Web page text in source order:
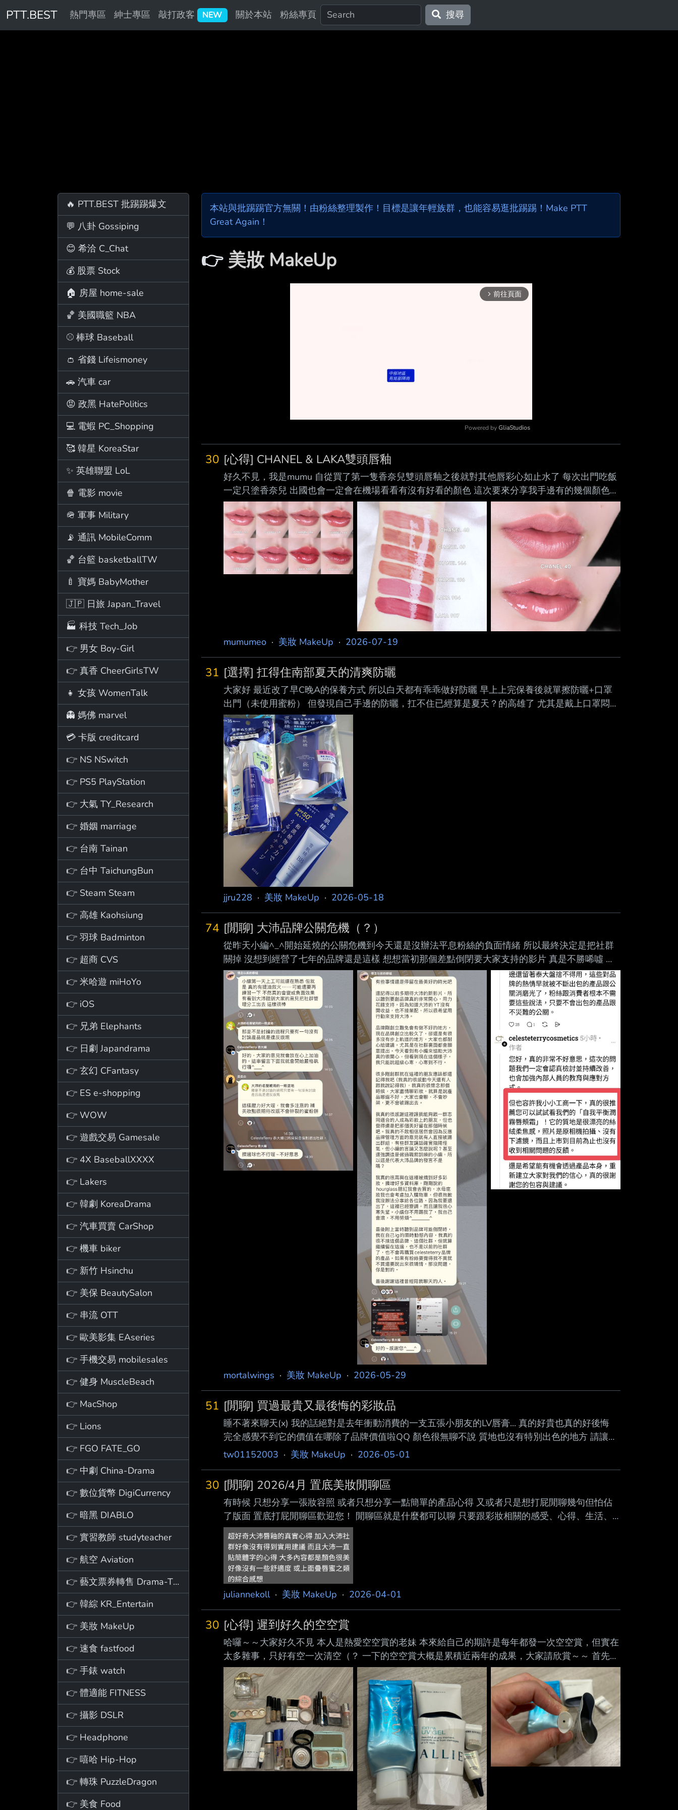
PTT.BEST 熱門專區 紳士專區 敲打政客 NEW 關於本站 粉絲專頁 搜尋
🔥 PTT.BEST 批踢踢爆文
💬 八卦 Gossiping
😊 希洽 C_Chat
💰 股票 Stock
🏠 房屋 home-sale
🏀 美國職籃 NBA
⚾ 棒球 Baseball
👛 省錢 Lifeismoney
🚗 汽車 car
😡 政黑 HatePolitics
💻 電蝦 PC_Shopping
🥰 韓星 KoreaStar
✨ 英雄聯盟 LoL
🍿 電影 movie
🪖 軍事 Military
📡 通訊 MobileComm
🏀 台籃 basketballTW
🍼 寶媽 BabyMother
🇯🇵 日旅 Japan_Travel
🏭 科技 Tech_Job
👉 男女 Boy-Girl
👉 真香 CheerGirlsTW
👧 女孩 WomenTalk
👻 媽佛 marvel
💳 卡版 creditcard
👉 NS NSwitch
👉 PS5 PlayStation
👉 大氣 TY_Research
👉 婚姻 marriage
👉 台南 Tainan
👉 台中 TaichungBun
👉 Steam Steam
👉 高雄 Kaohsiung
👉 羽球 Badminton
👉 超商 CVS
👉 米哈遊 miHoYo
👉 iOS
👉 兄弟 Elephants
👉 日劇 Japandrama
👉 玄幻 CFantasy
👉 ES e-shopping
👉 WOW
👉 遊戲交易 Gamesale
👉 4X BaseballXXXX
👉 Lakers
👉 韓劇 KoreaDrama
👉 汽車買賣 CarShop
👉 機車 biker
👉 新竹 Hsinchu
👉 美保 BeautySalon
👉 串流 OTT
👉 歐美影集 EAseries
👉 手機交易 mobilesales
👉 健身 MuscleBeach
👉 MacShop
👉 Lions
👉 FGO FATE_GO
👉 中劇 China-Drama
👉 數位貨幣 DigiCurrency
👉 暗黑 DIABLO
👉 實習教師 studyteacher
👉 航空 Aviation
👉 藝文票券轉售 Drama-Ticket
👉 韓綜 KR_Entertain
👉 美妝 MakeUp
👉 速食 fastfood
👉 手錶 watch
👉 體適能 FITNESS
👉 攝影 DSLR
👉 Headphone
👉 嘻哈 Hip-Hop
👉 轉珠 PuzzleDragon
👉 美食 Food
本站與批踢踢官方無關！由粉絲整理製作！目標是讓年輕族群，也能容易逛批踢踢！Make PTT
Great Again！
👉美妝 MakeUp
arrow_forward_ios 前往頁面
Powered by GliaStudios
30 [心得] CHANEL & LAKA雙頭唇釉
好久不見，我是mumu 自從買了第一隻香奈兒雙頭唇釉之後就對其他唇彩心如止水了 每次出門吃飯
一定只塗香奈兒 出國也會一定會在機場看看有沒有好看的顏色 這次要來分享我手邊有的幾個顏色
還有傳說中是香奈兒平替版的LAKA雙頭唇釉 https://i.mopix.cc/eDjkx2.jpg
https://i.mopix.cc/vUdEwd.jpg （手部試色沒有186，因為送朋友了） 香奈兒 40
https://i.mopix.cc/mtYB2K.jpg 這是我第一隻擁有的雙頭唇釉！ 超級百搭的顏色，是比較
mumumeo · 美妝 MakeUp · 2026-07-19
31 [選擇] 扛得住南部夏天的清爽防曬
大家好 最近改了早C晚A的保養方式 所以白天都有乖乖做好防曬 早上上完保養後就單擦防曬+口罩
出門（未使用蜜粉） 但發現自己手邊的防曬，扛不住已經算是夏天？的高雄了 尤其是戴上口罩悶
著，很快就爆油融化又燻眼QQ 本人膚況夏天混合偏油，T字容易出油 習慣使用無潤色的防曬 目前
使用的防曬產品是 1. 肌膚之鑰 逆齡光采防曬霜（日本版 台灣無販售） 這個我出油出到爆炸！！而
且瘋狂燻眼 可能是本身還不夠熟齡肌，對我來說太保濕了、高雄又熱到扛不住 被推坑買了之後發現
根本不適合自己 2. RMK UV防護乳高效保濕型
jjru228 · 美妝 MakeUp · 2026-05-18
74 [閒聊] 大沛品牌公關危機（？）
從昨天小編^_^開始延燒的公關危機到今天還是沒辦法平息粉絲的負面情緒 所以最終決定是把社群
關掉 沒想到經營了七年的品牌還是這樣 想想當初那個差點倒閉要大家支持的影片 真是不勝唏噓 補
個美妝點 新上市的腮紅液影片一直說什麼抽出膚色我真的是有看沒有懂 不就是一個在底妝前先上腮
紅的操作而已嗎？講得很像什麼創世紀發明 ----- Sent from JPTT on my iPhone --
mortalwings · 美妝 MakeUp · 2026-05-29
51 [閒聊] 買過最貴又最後悔的彩妝品
睡不著來聊天(x) 我的話絕對是去年衝動消費的一支五張小朋友的LV唇膏... 真的好貴也真的好後悔
完全感覺不到它的價值在哪除了品牌價值啦QQ 顏色很無聊不說 質地也沒有特別出色的地方 請讓我
知道板上也有人買了很後悔!! 或是分享一下買了什麼很貴又很後悔的彩妝品 3Q --
tw01152003 · 美妝 MakeUp · 2026-05-01
30 [閒聊] 2026/4月 置底美妝閒聊區
有時候 只想分享一張妝容照 或者只想分享一點簡單的產品心得 又或者只是想打屁閒聊幾句但怕佔
了版面 置底打屁閒聊區歡迎您！ 閒聊區就是什麼都可以聊 只要跟彩妝相關的感受、心得、生活、
喜怒哀樂 就到置底閒聊區吧 美妝板不論發文推文噓文 在不違反國家法規、美妝板規前提下 任何正
面負面想法心得在美妝板都可以被分享也可以被討論 不論是否認同都請尊重每個人的言論自由 美妝
板是公開的論壇不是個人的日記本 需要大家熱情分享理性討論而不是互相爭執 因為是公開的論壇
所以不論是發文者或推噓文 請各位板友秉持理性尊重寬容的原則
juliannekoll· 美妝 MakeUp · 2026-04-01
30 [心得] 遲到好久的空空賞
哈囉～～大家好久不見 本人是熱愛空空賞的老妹 本來給自己的期許是每年都發一次空空賞，但實在
太多雜事，只好有空一次清空（？ 一下的空空賞大概是累積近兩年的成果，大家請欣賞～～ 首先放
大合照 https://i.mopix.cc/NeaWBy.jpg 一、防曬部門 https://i.mopix.cc/xOQlZy.jpg
https://i.mopix.cc/69zLTW.jpg 左—Biore蜜妮水防曬保濕水凝乳 平價好用，很水潤又不會跟底妝打
架 如果有需要會回購～ 中間—ALLIE防曬 這個也是無須多言